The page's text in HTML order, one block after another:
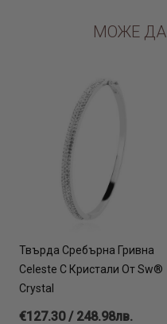
МОЖЕ ДА
Твърда Сребърна Гривна
Celeste С Кристали От Sw®
Crystal
€127.30 / 248.98лв.